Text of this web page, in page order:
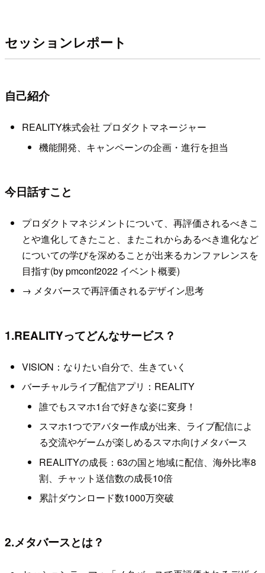
セッションレポート
自己紹介
REALITY株式会社 プロダクトマネージャー
機能開発、キャンペーンの企画・進行を担当
今日話すこと
プロダクトマネジメントについて、再評価されるべきこ
とや進化してきたこと、またこれからあるべき進化など
についての学びを深めることが出来るカンファレンスを
目指す(by pmconf2022 イベント概要)
→ メタバースで再評価されるデザイン思考
1.REALITYってどんなサービス？
VISION：なりたい自分で、生きていく
バーチャルライブ配信アプリ：REALITY
誰でもスマホ1台で好きな姿に変身！
スマホ1つでアバター作成が出来、ライブ配信によ
る交流やゲームが楽しめるスマホ向けメタバース
REALITYの成長：63の国と地域に配信、海外比率8
割、チャット送信数の成長10倍
累計ダウンロード数1000万突破
2.メタバースとは？